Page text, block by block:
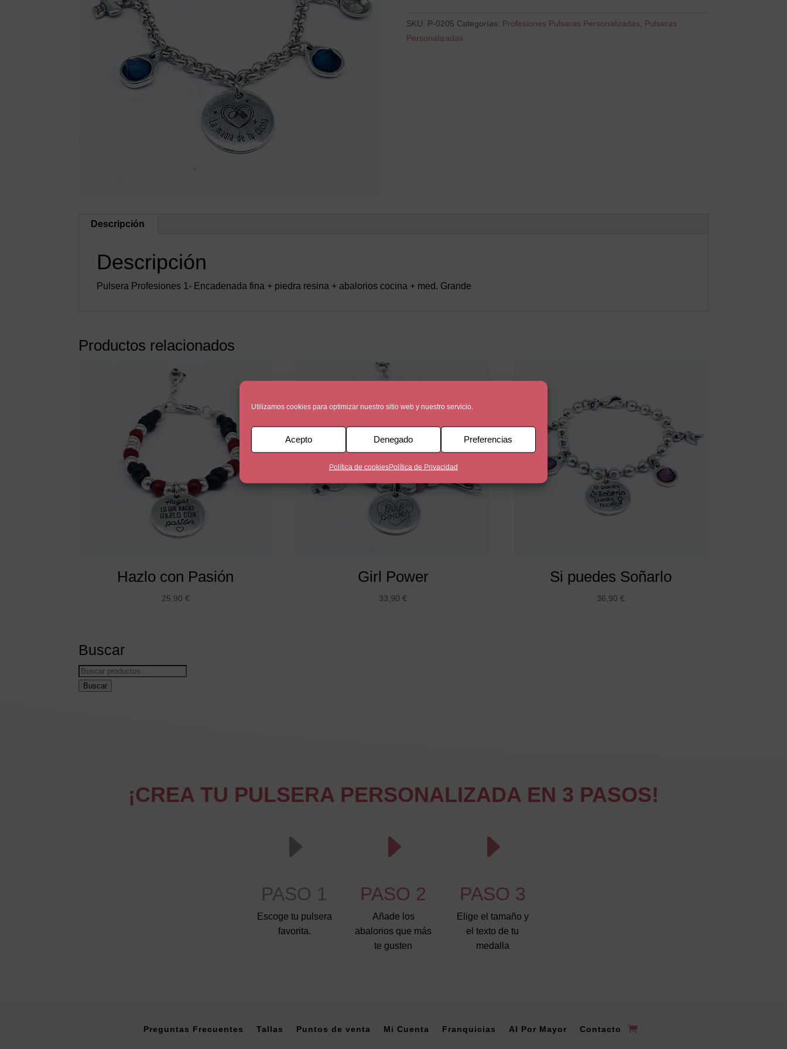
Utilizamos cookies para optimizar nuestro sitio web y nuestro servicio.
Acepto Denegado Preferencias
Política de cookiesPolítica de Privacidad
Cocina
cantidad
SKU: P-0205 Categorías: Profesiones Pulseras Personalizadas
Pulseras
Personalizadas
Descripción
Descripción
Pulsera Profesiones 1- Encadenada fina + piedra resina + abalorios cocina + med. Grande
Productos relacionados
Hazlo con Pasión
25,90 €
Girl Power
33,90€
Si puedes Soñarlo
36,90 €
Buscar
Buscar
por:
Buscar
¡CREA TU PULSERA PERSONALIZADA EN 3 PASOS!
E
PASO 1
Escoge tu pulsera
favorita.
E
PASO 2
Añade los
abalorios que más
te gusten
E
PASO 3
Elige el tamaño y
el texto de tu
medalla
Preguntas Frecuentes Tallas Puntos de venta Mi Cuenta Franquicias Al Por Mayor Contacto